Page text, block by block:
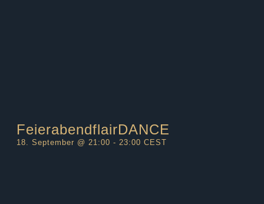
FeierabendflairDANCE
18. September @ 21:00 -23:00 CEST